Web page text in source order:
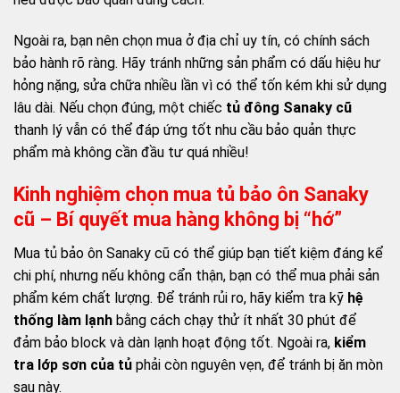
Ngoài ra, bạn nên chọn mua ở địa chỉ uy tín, có chính sách
bảo hành rõ ràng. Hãy tránh những sản phẩm có dấu hiệu hư
hỏng nặng, sửa chữa nhiều lần vì có thể tốn kém khi sử dụng
lâu dài. Nếu chọn đúng, một chiếc tủ đông Sanaky cũ
thanh lý vẫn có thể đáp ứng tốt nhu cầu bảo quản thực
phẩm mà không cần đầu tư quá nhiều!
Kinh nghiệm chọn mua tủ bảo ôn Sanaky
cũ – Bí quyết mua hàng không bị “hớ”
Mua tủ bảo ôn Sanaky cũ có thể giúp bạn tiết kiệm đáng kể
chi phí, nhưng nếu không cẩn thận, bạn có thể mua phải sản
phẩm kém chất lượng. Để tránh rủi ro, hãy kiểm tra kỹ hệ
thống làm lạnh bằng cách chạy thử ít nhất 30 phút để
đảm bảo block và dàn lạnh hoạt động tốt. Ngoài ra, kiểm
tra lớp sơn của tủ phải còn nguyên vẹn, để tránh bị ăn mòn
sau này.